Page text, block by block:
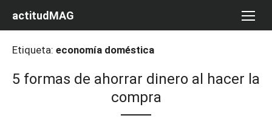
actitudMAG
Etiqueta: economía doméstica
5 formas de ahorrar dinero al hacer la
compra